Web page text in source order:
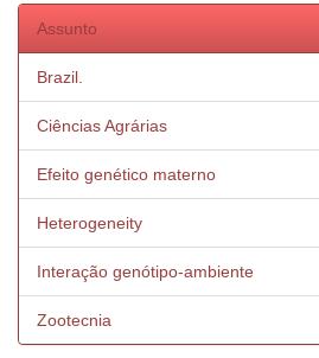
Assunto
Brazil.
Ciências Agrárias
Efeito genético materno
Heterogeneity
Interação genótipo-ambiente
Zootecnia